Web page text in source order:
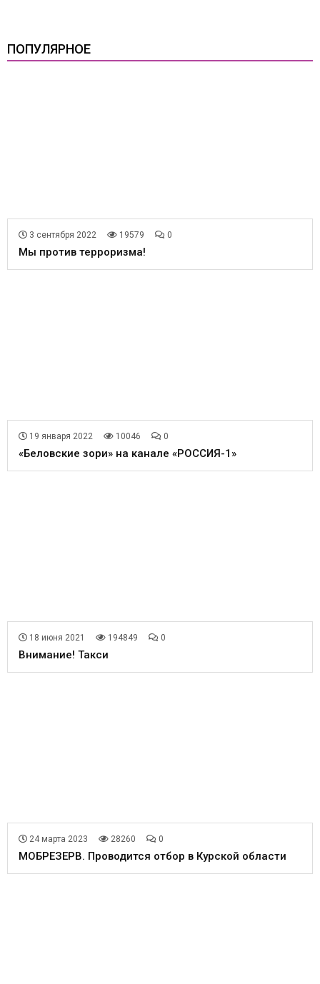
ПОПУЛЯРНОЕ
3 сентября 2022 19579 0
Мы против терроризма!
19 января 2022 10046 0
«Беловские зори» на канале «РОССИЯ-1»
18 июня 2021 194849 0
Внимание! Такси
24 марта 2023 28260 0
МОБРЕЗЕРВ. Проводится отбор в Курской области